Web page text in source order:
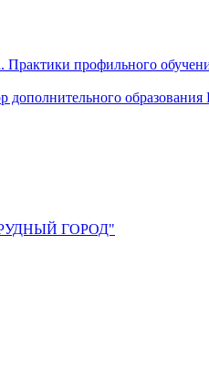
Практики профильного
дополнительного образования
ГОРОД"